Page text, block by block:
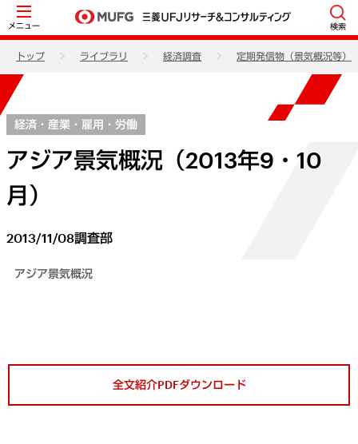
メニュー 検索
トップ ライブラリ 経済調査 定期発信物（景気概況等）
経済・産業・雇用・労働
アジア景気概況（2013年9・10
月）
2013/11/08調査部
アジア景気概況
全文紹介PDFダウンロード